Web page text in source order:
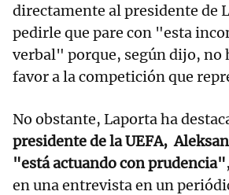
directamente al presidente de
pedirle que pare con "esta
verbal" porque, según dijo, no
favor a la competición que
No obstante, Laporta ha
presidente de la UEFA,
"está actuando con prudencia"
en una entrevista en un